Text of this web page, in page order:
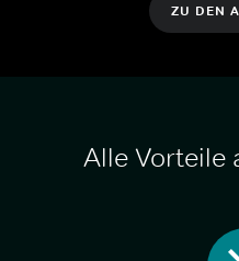
ZU DEN
Alle Vorteile